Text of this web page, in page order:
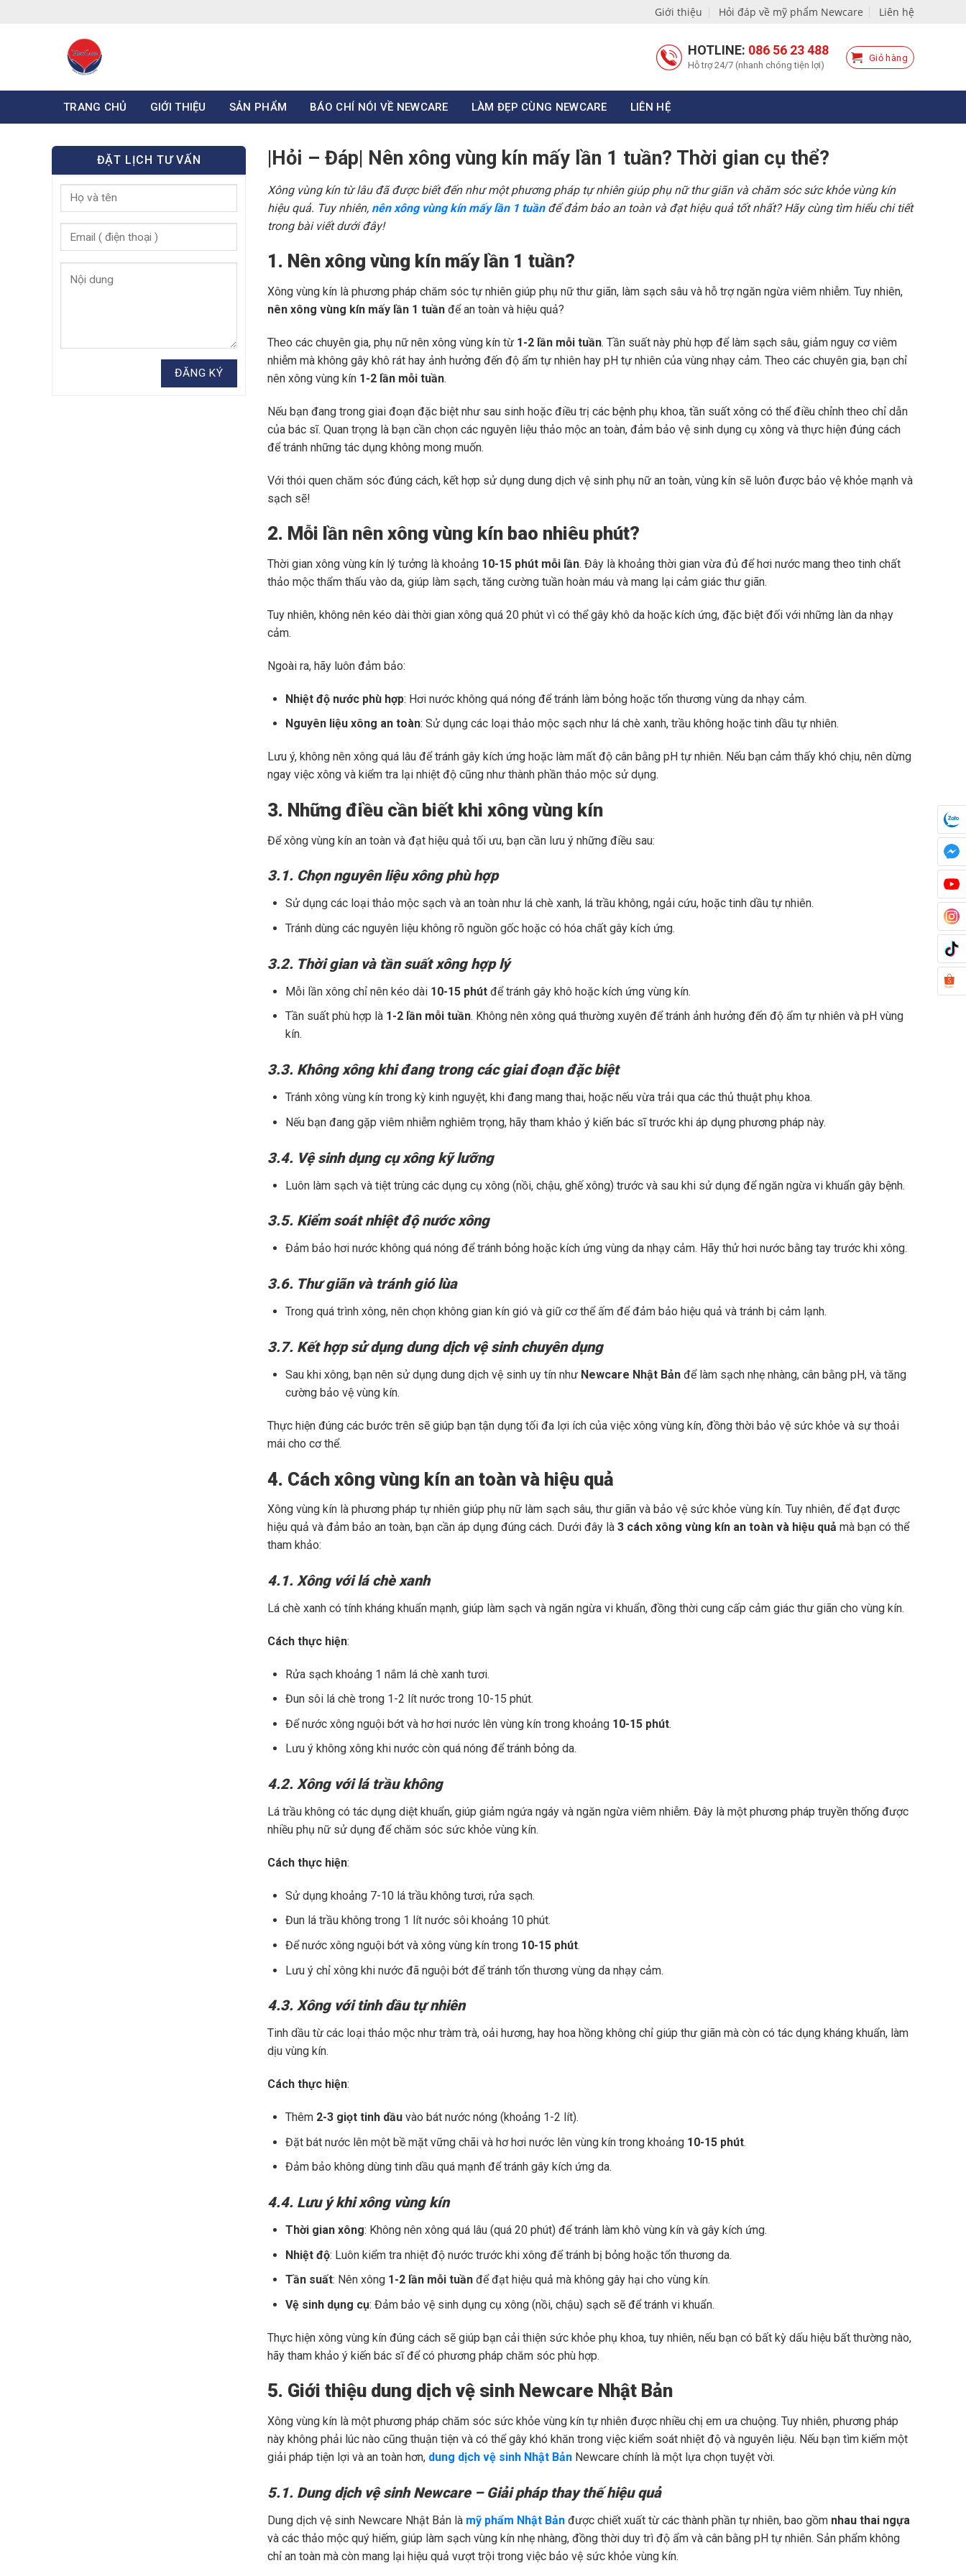
Giới thiệu Hỏi đáp về mỹ phẩm Newcare Liên hệ
HOTLINE: 086 56 23 488
Hỗ trợ 24/7 (nhanh chóng tiện lợi)
Giỏ hàng
TRANG CHỦ GIỚI THIỆU SẢN PHẨM BÁO CHÍ NÓI VỀ NEWCARE LÀM ĐẸP CÙNG NEWCARE LIÊN HỆ
|Hỏi – Đáp| Nên xông vùng kín mấy lần 1 tuần? Thời gian cụ thể?
Xông vùng kín từ lâu đã được biết đến như một phương pháp tự nhiên giúp phụ nữ thư giãn và chăm sóc sức khỏe vùng kín
hiệu quả. Tuy nhiên, nên xông vùng kín mấy lần 1 tuầnđể đảm bảo an toàn và đạt hiệu quả tốt nhất? Hãy cùng tìm hiểu chi tiết
trong bài viết dưới đây!
1. Nên xông vùng kín mấy lần 1 tuần?
Xông vùng kín là phương pháp chăm sóc tự nhiên giúp phụ nữ thư giãn, làm sạch sâu và hỗ trợ ngăn ngừa viêm nhiễm. Tuy nhiên,
nên xông vùng kín mấy lần 1 tuần để an toàn và hiệu quả?
Theo các chuyên gia, phụ nữ nên xông vùng kín từ 1-2 lần mỗi tuần. Tần suất này phù hợp để làm sạch sâu, giảm nguy cơ viêm
nhiễm mà không gây khô rát hay ảnh hưởng đến độ ẩm tự nhiên hay pH tự nhiên của vùng nhạy cảm. Theo các chuyên gia, bạn chỉ
nên xông vùng kín 1-2 lần mỗi tuần.
Nếu bạn đang trong giai đoạn đặc biệt như sau sinh hoặc điều trị các bệnh phụ khoa, tần suất xông có thể điều chỉnh theo chỉ dẫn
của bác sĩ. Quan trọng là bạn cần chọn các nguyên liệu thảo mộc an toàn, đảm bảo vệ sinh dụng cụ xông và thực hiện đúng cách
để tránh những tác dụng không mong muốn.
Với thói quen chăm sóc đúng cách, kết hợp sử dụng dung dịch vệ sinh phụ nữ an toàn, vùng kín sẽ luôn được bảo vệ khỏe mạnh và
sạch sẽ!
2. Mỗi lần nên xông vùng kín bao nhiêu phút?
Thời gian xông vùng kín lý tưởng là khoảng 10-15 phút mỗi lần. Đây là khoảng thời gian vừa đủ để hơi nước mang theo tinh chất
thảo mộc thẩm thấu vào da, giúp làm sạch, tăng cường tuần hoàn máu và mang lại cảm giác thư giãn.
Tuy nhiên, không nên kéo dài thời gian xông quá 20 phút vì có thể gây khô da hoặc kích ứng, đặc biệt đối với những làn da nhạy
cảm.
Ngoài ra, hãy luôn đảm bảo:
Nhiệt độ nước phù hợp: Hơi nước không quá nóng để tránh làm bỏng hoặc tổn thương vùng da nhạy cảm.
Nguyên liệu xông an toàn: Sử dụng các loại thảo mộc sạch như lá chè xanh, trầu không hoặc tinh dầu tự nhiên.
Lưu ý, không nên xông quá lâu để tránh gây kích ứng hoặc làm mất độ cân bằng pH tự nhiên. Nếu bạn cảm thấy khó chịu, nên dừng
ngay việc xông và kiểm tra lại nhiệt độ cũng như thành phần thảo mộc sử dụng.
3. Những điều cần biết khi xông vùng kín
Để xông vùng kín an toàn và đạt hiệu quả tối ưu, bạn cần lưu ý những điều sau:
3.1. Chọn nguyên liệu xông phù hợp
Sử dụng các loại thảo mộc sạch và an toàn như lá chè xanh, lá trầu không, ngải cứu, hoặc tinh dầu tự nhiên.
Tránh dùng các nguyên liệu không rõ nguồn gốc hoặc có hóa chất gây kích ứng.
3.2. Thời gian và tần suất xông hợp lý
Mỗi lần xông chỉ nên kéo dài 10-15 phút để tránh gây khô hoặc kích ứng vùng kín.
Tần suất phù hợp là 1-2 lần mỗi tuần. Không nên xông quá thường xuyên để tránh ảnh hưởng đến độ ẩm tự nhiên và pH vùng
kín.
3.3. Không xông khi đang trong các giai đoạn đặc biệt
Tránh xông vùng kín trong kỳ kinh nguyệt, khi đang mang thai, hoặc nếu vừa trải qua các thủ thuật phụ khoa.
Nếu bạn đang gặp viêm nhiễm nghiêm trọng, hãy tham khảo ý kiến bác sĩ trước khi áp dụng phương pháp này.
3.4. Vệ sinh dụng cụ xông kỹ lưỡng
Luôn làm sạch và tiệt trùng các dụng cụ xông (nồi, chậu, ghế xông) trước và sau khi sử dụng để ngăn ngừa vi khuẩn gây bệnh.
3.5. Kiểm soát nhiệt độ nước xông
Đảm bảo hơi nước không quá nóng để tránh bỏng hoặc kích ứng vùng da nhạy cảm. Hãy thử hơi nước bằng tay trước khi xông.
3.6. Thư giãn và tránh gió lùa
Trong quá trình xông, nên chọn không gian kín gió và giữ cơ thể ấm để đảm bảo hiệu quả và tránh bị cảm lạnh.
3.7. Kết hợp sử dụng dung dịch vệ sinh chuyên dụng
Sau khi xông, bạn nên sử dụng dung dịch vệ sinh uy tín như Newcare Nhật Bản để làm sạch nhẹ nhàng, cân bằng pH, và tăng
cường bảo vệ vùng kín.
Thực hiện đúng các bước trên sẽ giúp bạn tận dụng tối đa lợi ích của việc xông vùng kín, đồng thời bảo vệ sức khỏe và sự thoải
mái cho cơ thể.
4. Cách xông vùng kín an toàn và hiệu quả
Xông vùng kín là phương pháp tự nhiên giúp phụ nữ làm sạch sâu, thư giãn và bảo vệ sức khỏe vùng kín. Tuy nhiên, để đạt được
hiệu quả và đảm bảo an toàn, bạn cần áp dụng đúng cách. Dưới đây là 3 cách xông vùng kín an toàn và hiệu quả mà bạn có thể
tham khảo:
4.1. Xông với lá chè xanh
Lá chè xanh có tính kháng khuẩn mạnh, giúp làm sạch và ngăn ngừa vi khuẩn, đồng thời cung cấp cảm giác thư giãn cho vùng kín.
Cách thực hiện:
Rửa sạch khoảng 1 nắm lá chè xanh tươi.
Đun sôi lá chè trong 1-2 lít nước trong 10-15 phút.
Để nước xông nguội bớt và hơ hơi nước lên vùng kín trong khoảng 10-15 phút.
Lưu ý không xông khi nước còn quá nóng để tránh bỏng da.
4.2. Xông với lá trầu không
Lá trầu không có tác dụng diệt khuẩn, giúp giảm ngứa ngáy và ngăn ngừa viêm nhiễm. Đây là một phương pháp truyền thống được
nhiều phụ nữ sử dụng để chăm sóc sức khỏe vùng kín.
Cách thực hiện:
Sử dụng khoảng 7-10 lá trầu không tươi, rửa sạch.
Đun lá trầu không trong 1 lít nước sôi khoảng 10 phút.
Để nước xông nguội bớt và xông vùng kín trong 10-15 phút.
Lưu ý chỉ xông khi nước đã nguội bớt để tránh tổn thương vùng da nhạy cảm.
4.3. Xông với tinh dầu tự nhiên
Tinh dầu từ các loại thảo mộc như tràm trà, oải hương, hay hoa hồng không chỉ giúp thư giãn mà còn có tác dụng kháng khuẩn, làm
dịu vùng kín.
Cách thực hiện:
Thêm 2-3 giọt tinh dầu vào bát nước nóng (khoảng 1-2 lít).
Đặt bát nước lên một bề mặt vững chãi và hơ hơi nước lên vùng kín trong khoảng 10-15 phút.
Đảm bảo không dùng tinh dầu quá mạnh để tránh gây kích ứng da.
4.4. Lưu ý khi xông vùng kín
Thời gian xông: Không nên xông quá lâu (quá 20 phút) để tránh làm khô vùng kín và gây kích ứng.
Nhiệt độ: Luôn kiểm tra nhiệt độ nước trước khi xông để tránh bị bỏng hoặc tổn thương da.
Tần suất: Nên xông 1-2 lần mỗi tuần để đạt hiệu quả mà không gây hại cho vùng kín.
Vệ sinh dụng cụ: Đảm bảo vệ sinh dụng cụ xông (nồi, chậu) sạch sẽ để tránh vi khuẩn.
Thực hiện xông vùng kín đúng cách sẽ giúp bạn cải thiện sức khỏe phụ khoa, tuy nhiên, nếu bạn có bất kỳ dấu hiệu bất thường nào,
hãy tham khảo ý kiến bác sĩ để có phương pháp chăm sóc phù hợp.
5. Giới thiệu dung dịch vệ sinh Newcare Nhật Bản
Xông vùng kín là một phương pháp chăm sóc sức khỏe vùng kín tự nhiên được nhiều chị em ưa chuộng. Tuy nhiên, phương pháp
này không phải lúc nào cũng thuận tiện và có thể gây khó khăn trong việc kiểm soát nhiệt độ và nguyên liệu. Nếu bạn tìm kiếm một
giải pháp tiện lợi và an toàn hơn, dung dịch vệ sinh Nhật Bản Newcare chính là một lựa chọn tuyệt vời.
5.1. Dung dịch vệ sinh Newcare – Giải pháp thay thế hiệu quả
Dung dịch vệ sinh Newcare Nhật Bản là mỹ phẩm Nhật Bản được chiết xuất từ các thành phần tự nhiên, bao gồm nhau thai ngựa
và các thảo mộc quý hiếm, giúp làm sạch vùng kín nhẹ nhàng, đồng thời duy trì độ ẩm và cân bằng pH tự nhiên. Sản phẩm không
chỉ an toàn mà còn mang lại hiệu quả vượt trội trong việc bảo vệ sức khỏe vùng kín.
ĐẶT LỊCH TƯ VẤN